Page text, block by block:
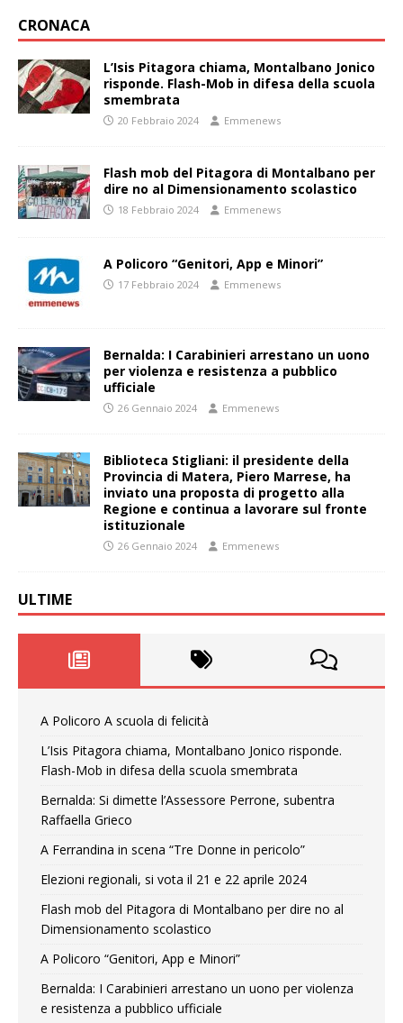
CRONACA
L’Isis Pitagora chiama, Montalbano Jonico
risponde. Flash-Mob in difesa della scuola
smembrata
20 Febbraio 2024 Emmenews
Flash mob del Pitagora di Montalbano per
dire no al Dimensionamento scolastico
18 Febbraio 2024 Emmenews
A Policoro “Genitori, App e Minori”
17 Febbraio 2024 Emmenews
Bernalda: I Carabinieri arrestano un uono
per violenza e resistenza a pubblico
ufficiale
26 Gennaio 2024 Emmenews
Biblioteca Stigliani: il presidente della
Provincia di Matera, Piero Marrese, ha
inviato una proposta di progetto alla
Regione e continua a lavorare sul fronte
istituzionale
26 Gennaio 2024 Emmenews
ULTIME
A Policoro A scuola di felicità
L’Isis Pitagora chiama, Montalbano Jonico risponde.
Flash-Mob in difesa della scuola smembrata
Bernalda: Si dimette l’Assessore Perrone, subentra
Raffaella Grieco
A Ferrandina in scena “Tre Donne in pericolo”
Elezioni regionali, si vota il 21 e 22 aprile 2024
Flash mob del Pitagora di Montalbano per dire no al
Dimensionamento scolastico
A Policoro “Genitori, App e Minori”
Bernalda: I Carabinieri arrestano un uono per violenza
e resistenza a pubblico ufficiale